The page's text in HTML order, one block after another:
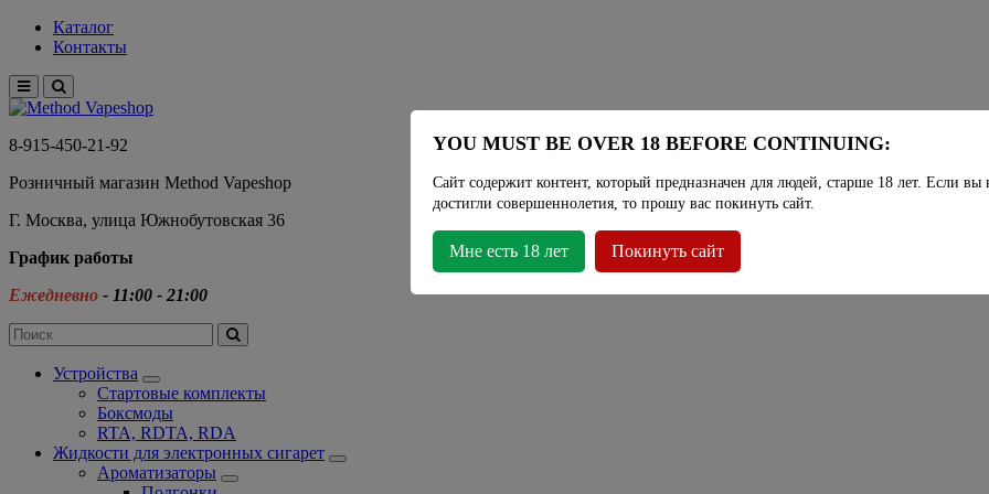
Каталог
Контакты
8-915-450-21-92
Розничный магазин Method Vapeshop
Г. Москва, улица Южнобутовская 36
График работы
Ежедневно - 11:00 - 21:00
Устройства
Стартовые комплекты
Боксмоды
RTA, RDTA, RDA
Жидкости для электронных сигарет
Ароматизаторы
YOU MUST BE OVER 18 BEFORE CONTINUING:
Сайт содержит контент, который предназначен для людей, старше 18 лет. Если вы
достигли совершеннолетия, то прошу вас покинуть сайт.
Мне есть 18 лет Покинуть сайт